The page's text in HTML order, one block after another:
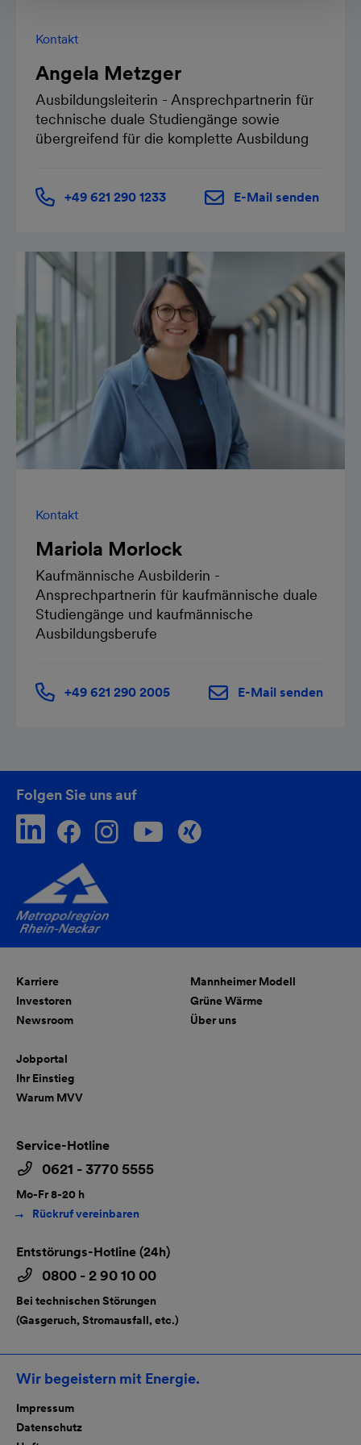
Kontakt
Angela Metzger
Ausbildungsleiterin - Ansprechpartnerin für
technische duale Studiengänge sowie
übergreifend für die komplette Ausbildung
+49 621 290 1233 E-Mail senden
Kontakt
Mariola Morlock
Kaufmännische Ausbilderin -
Ansprechpartnerin für kaufmännische duale
Studiengänge und kaufmännische
Ausbildungsberufe
+49 621 290 2005 E-Mail senden
Folgen Sie uns auf
Karriere
Investoren
Newsroom
Mannheimer Modell
Grüne Wärme
Über uns
Jobportal
Ihr Einstieg
Warum MVV
Service-Hotline
0621 - 3770 5555
Mo-Fr 8-20 h
Rückruf vereinbaren
Entstörungs-Hotline (24h)
0800 - 2 90 10 00
Bei technischen Störungen
(Gasgeruch, Stromausfall, etc.)
Wir begeistern mit Energie.
Impressum
Datenschutz